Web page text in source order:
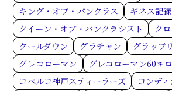
キング・オブ・パンクラス
ギネス記
クイーン・オブ・パンクラシスト
ク
クールダウン
グラチャン
グラップ
グレコローマン
グレコローマン60キ
コベルコ神戸スティーラーズ
コンデ